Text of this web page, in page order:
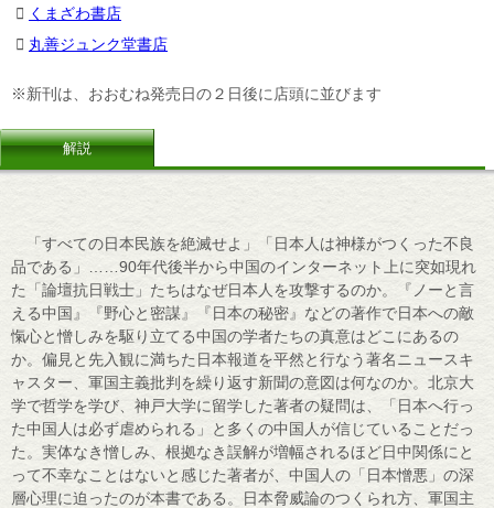
くまざわ書店
丸善ジュンク堂書店
※新刊は、おおむね発売日の２日後に店頭に並びます
解説
「すべての日本民族を絶滅せよ」「日本人は神様がつくった不良
品である」……90年代後半から中国のインターネット上に突如現れ
た「論壇抗日戦士」たちはなぜ日本人を攻撃するのか。『ノーと言
える中国』『野心と密謀』『日本の秘密』などの著作で日本への敵
愾心と憎しみを駆り立てる中国の学者たちの真意はどこにあるの
か。偏見と先入観に満ちた日本報道を平然と行なう著名ニュースキ
ャスター、軍国主義批判を繰り返す新聞の意図は何なのか。北京大
学で哲学を学び、神戸大学に留学した著者の疑問は、「日本へ行っ
た中国人は必ず虐められる」と多くの中国人が信じていることだっ
た。実体なき憎しみ、根拠なき誤解が増幅されるほど日中関係にと
って不幸なことはないと感じた著者が、中国人の「日本憎悪」の深
層心理に迫ったのが本書である。日本脅威論のつくられ方、軍国主